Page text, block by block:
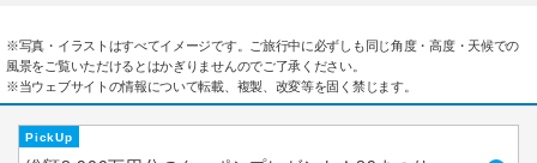
※写真・イラストはすべてイメージです。ご旅行中に必ずしも同じ角度・高度・天候での
風景をご覧いただけるとはかぎりませんのでご了承ください。
※当ウェブサイトの情報について転載、複製、改変等を固く禁じます。
PickUp